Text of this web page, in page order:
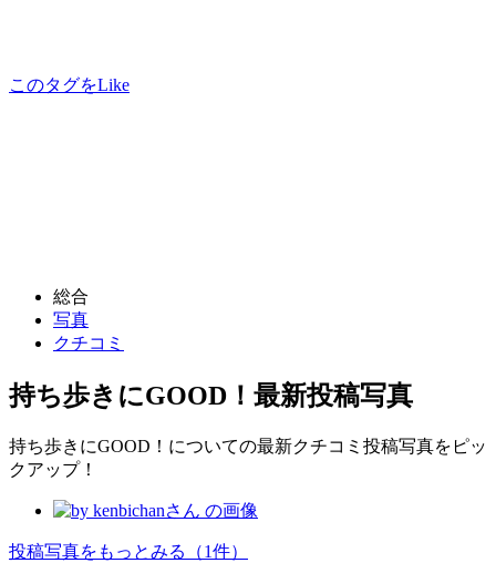
このタグをLike
総合
写真
クチコミ
持ち歩きにGOOD！ 最新投稿写真
持ち歩きにGOOD！についての最新クチコミ投稿写真をピッ
クアップ！
投稿写真をもっとみる （1件）